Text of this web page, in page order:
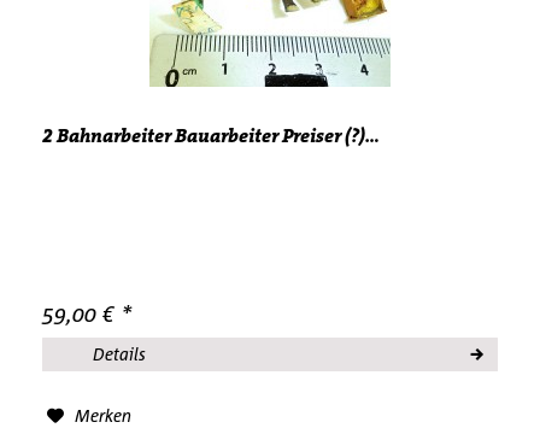
2 Bahnarbeiter Bauarbeiter Preiser (?)...
59,00 € *
Details
Merken